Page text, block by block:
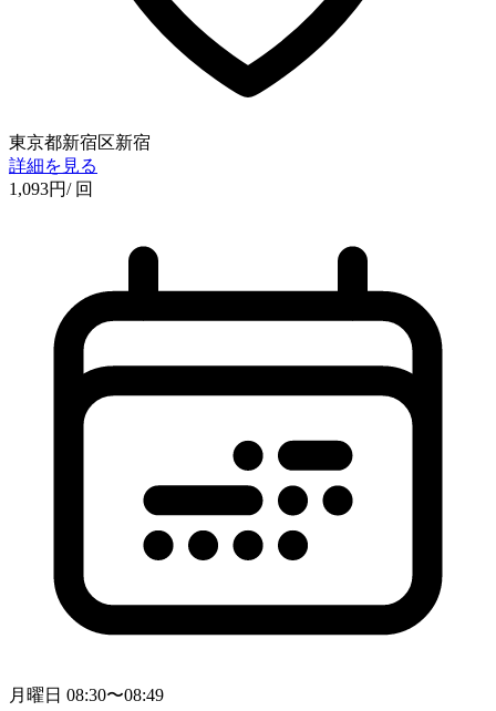
東京都新宿区新宿
詳細を見る
1,093円/ 回
月曜日 08:30〜08:49